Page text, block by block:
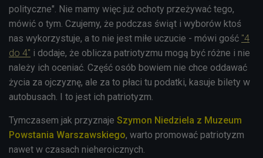
polityczne". Nie mamy więc już ochoty przeżywać tego,
mówić o tym. Czujemy, że podczas świąt i wyborów ktoś
nas wykorzystuje, a to nie jest miłe uczucie - mówi gość "4
do 4" i dodaje, że oblicza patriotyzmu mogą być różne i nie
należy ich oceniać. Część osób bowiem nie chce oddawać
życia za ojczyznę, ale za to płaci tu podatki, kasuje bilety w
autobusach. I to jest ich patriotyzm.
Tymczasem jak przyznaje Szymon Niedziela z Muzeum
Powstania Warszawskiego, warto promować patriotyzm
nawet w czasach nieheroicznych.